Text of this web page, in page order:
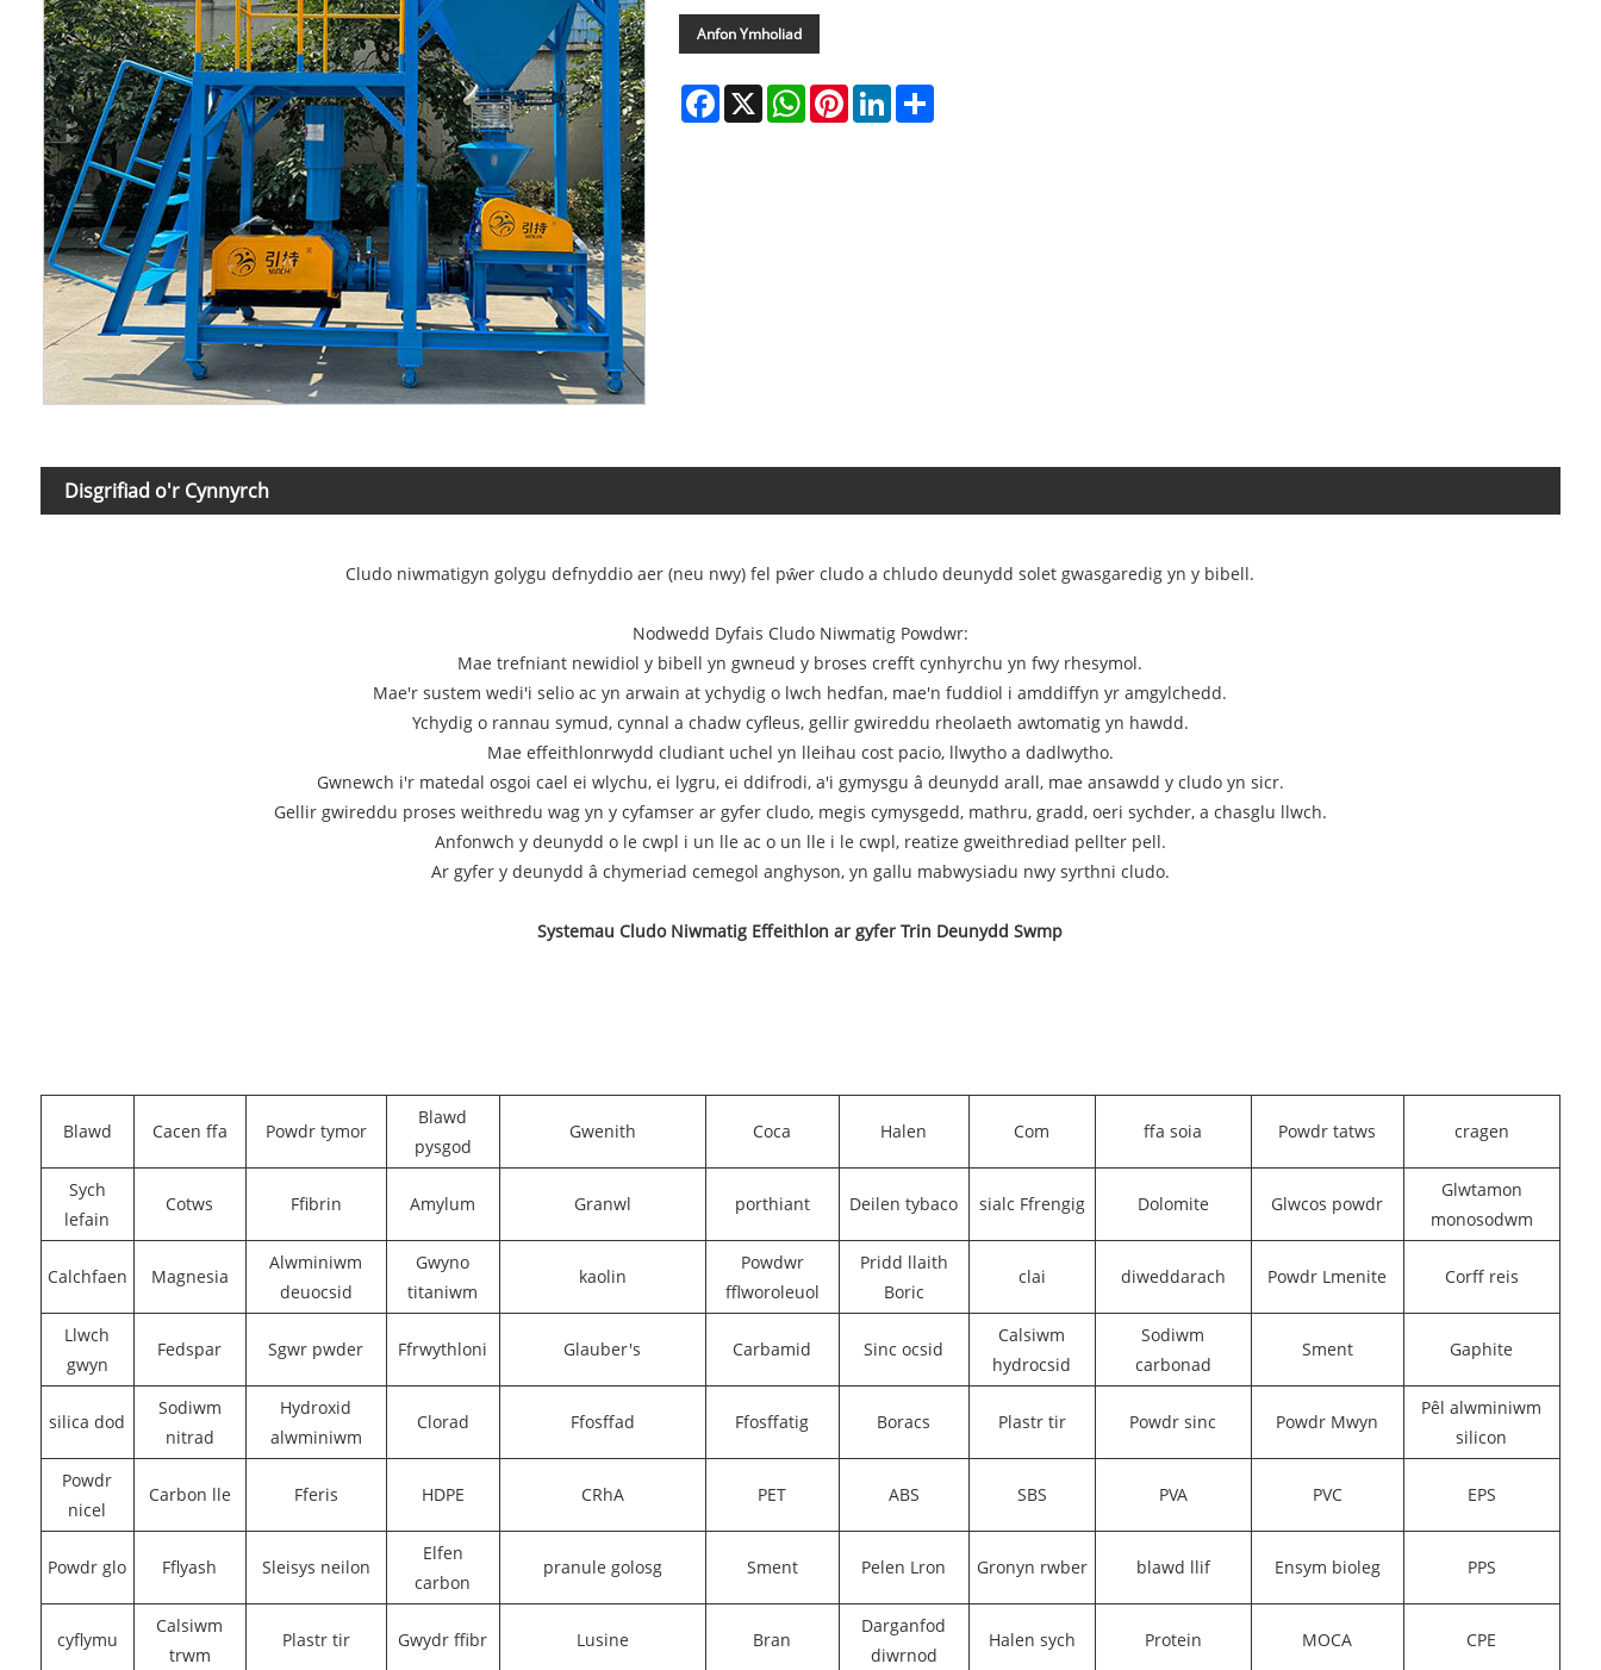
Anfon Ymholiad
Facebook
X WhatsAppPinterestLinkedInShare
Disgrifiad o'r Cynnyrch
Cludo niwmatigyn golygu defnyddio aer (neu nwy) fel pŵer cludo a chludo deunydd solet gwasgaredig yn y bibell.
Nodwedd Dyfais Cludo Niwmatig Powdwr:
Mae trefniant newidiol y bibell yn gwneud y broses crefft cynhyrchu yn fwy rhesymol.
Mae'r sustem wedi'i selio ac yn arwain at ychydig o lwch hedfan, mae'n fuddiol i amddiffyn yr amgylchedd.
Ychydig o rannau symud, cynnal a chadw cyfleus, gellir gwireddu rheolaeth awtomatig yn hawdd.
Mae effeithlonrwydd cludiant uchel yn lleihau cost pacio, llwytho a dadlwytho.
Gwnewch i'r matedal osgoi cael ei wlychu, ei lygru, ei ddifrodi, a'i gymysgu â deunydd arall, mae ansawdd y cludo yn sicr.
Gellir gwireddu proses weithredu wag yn y cyfamser ar gyfer cludo, megis cymysgedd, mathru, gradd, oeri sychder, a chasglu llwch.
Anfonwch y deunydd o le cwpl i un lle ac o un lle i le cwpl, reatize gweithrediad pellter pell.
Ar gyfer y deunydd â chymeriad cemegol anghyson, yn gallu mabwysiadu nwy syrthni cludo.
Systemau Cludo Niwmatig Effeithlon ar gyfer Trin Deunydd Swmp
Blawd Cacen ffa Powdr tymor
Blawd
pysgod
Gwenith Coca Halen Com ffa soia Powdr tatws cragen
Sych
lefain
Cotws Ffibrin Amylum Granwl porthiant Deilen tybaco sialc Ffrengig Dolomite Glwcos powdr
Glwtamon
monosodwm
Calchfaen Magnesia
Alwminiwm
deuocsid
Gwyno
titaniwm
kaolin
Powdwr
fflworoleuol
Pridd llaith
Boric
clai diweddarach Powdr Lmenite Corff reis
Llwch
gwyn
Fedspar Sgwr pwder Ffrwythloni Glauber's Carbamid Sinc ocsid
Calsiwm
hydrocsid
Sodiwm
carbonad
Sment Gaphite
silica dod
Sodiwm
nitrad
Hydroxid
alwminiwm
Clorad Ffosffad Ffosffatig Boracs Plastr tir Powdr sinc Powdr Mwyn
Pêl alwminiwm
silicon
Powdr
nicel
Carbon lle Fferis HDPE CRhA PET ABS SBS PVA PVC EPS
Powdr glo Fflyash Sleisys neilon
Elfen
carbon
pranule golosg Sment Pelen Lron Gronyn rwber blawd llif Ensym bioleg PPS
cyflymu
Calsiwm
trwm
Plastr tir Gwydr ffibr Lusine Bran
Darganfod
diwrnod
Halen sych Protein MOCA CPE